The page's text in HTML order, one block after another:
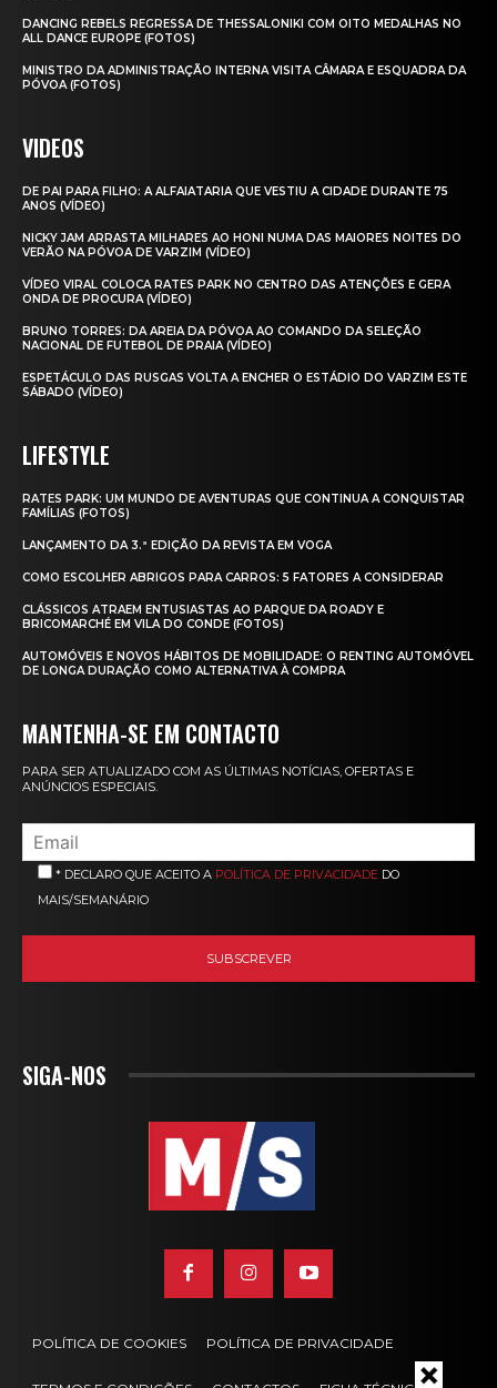
DANCING REBELS REGRESSA DE THESSALONIKI COM OITO MEDALHAS NO
ALL DANCE EUROPE (FOTOS)
MINISTRO DA ADMINISTRAÇÃO INTERNA VISITA CÂMARA E ESQUADRA DA
PÓVOA (FOTOS)
VIDEOS
DE PAI PARA FILHO: A ALFAIATARIA QUE VESTIU A CIDADE DURANTE 75
ANOS (VÍDEO)
NICKY JAM ARRASTA MILHARES AO HONI NUMA DAS MAIORES NOITES DO
VERÃO NA PÓVOA DE VARZIM (VÍDEO)
VÍDEO VIRAL COLOCA RATES PARK NO CENTRO DAS ATENÇÕES E GERA
ONDA DE PROCURA (VÍDEO)
BRUNO TORRES: DA AREIA DA PÓVOA AO COMANDO DA SELEÇÃO
NACIONAL DE FUTEBOL DE PRAIA (VÍDEO)
ESPETÁCULO DAS RUSGAS VOLTA A ENCHER O ESTÁDIO DO VARZIM ESTE
SÁBADO (VÍDEO)
LIFESTYLE
RATES PARK: UM MUNDO DE AVENTURAS QUE CONTINUA A CONQUISTAR
FAMÍLIAS (FOTOS)
LANÇAMENTO DA 3.ª EDIÇÃO DA REVISTA EM VOGA
COMO ESCOLHER ABRIGOS PARA CARROS: 5 FATORES A CONSIDERAR
CLÁSSICOS ATRAEM ENTUSIASTAS AO PARQUE DA ROADY E
BRICOMARCHÉ EM VILA DO CONDE (FOTOS)
AUTOMÓVEIS E NOVOS HÁBITOS DE MOBILIDADE: O RENTING AUTOMÓVEL
DE LONGA DURAÇÃO COMO ALTERNATIVA À COMPRA
MANTENHA-SE EM CONTACTO
PARA SER ATUALIZADO COM AS ÚLTIMAS NOTÍCIAS, OFERTAS E
ANÚNCIOS ESPECIAIS.
* DECLARO QUE ACEITO A POLÍTICA DE PRIVACIDADE DO
MAIS/SEMANÁRIO
SIGA-NOS
POLÍTICA DE COOKIES POLÍTICA DE PRIVACIDADE